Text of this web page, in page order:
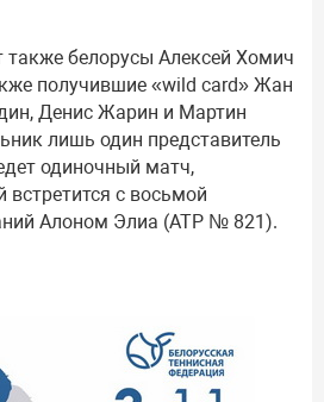
также белорусы Алексей Хомич
получившие «wild card» Жан
Денис Жарин и Мартин
лишь один представитель
одиночный матч,
с восьмой
Алоном Элиа (АТР № 821).